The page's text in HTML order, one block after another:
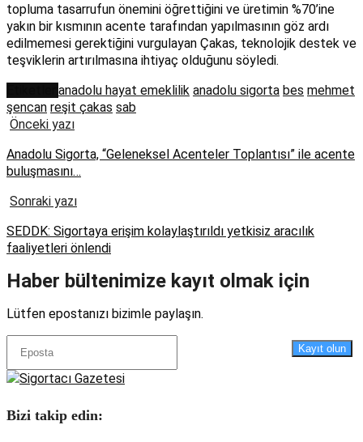
topluma tasarrufun önemini öğrettiğini ve üretimin %70’ine
yakın bir kısmının acente tarafından yapılmasının göz ardı
edilmemesi gerektiğini vurgulayan Çakas, teknolojik destek ve
teşviklerin artırılmasına ihtiyaç olduğunu söyledi.
anadolu hayat emeklilik anadolu sigorta bes mehmet
şencan reşit çakas sab
Önceki yazı
Anadolu Sigorta, “Geleneksel Acenteler Toplantısı” ile acente
buluşmasını…
Sonraki yazı
SEDDK: Sigortaya erişim kolaylaştırıldı yetkisiz aracılık
faaliyetleri önlendi
Haber bültenimize kayıt olmak için
Lütfen epostanızı bizimle paylaşın.
Kayıt olun
Bizi takip edin: